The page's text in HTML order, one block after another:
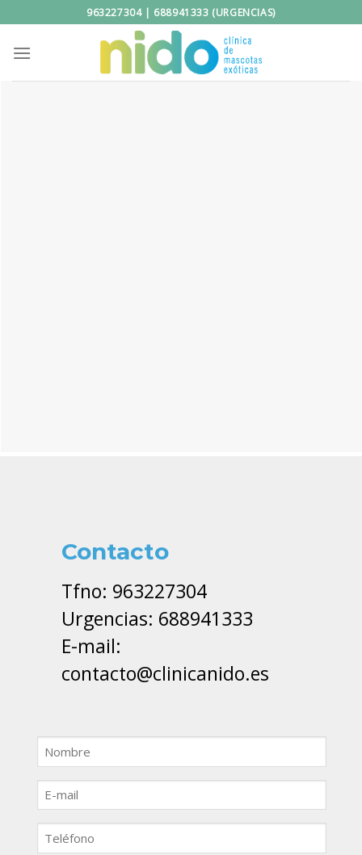
al
contenido
963227304 | 688941333 (URGENCIAS)
Contacto
Tfno: 963227304
Urgencias: 688941333
E-mail:
contacto@clinicanido.es
Nombre
E-
mail
Teléfono